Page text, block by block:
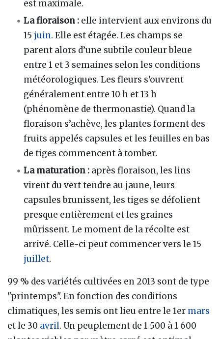
est maximale.
La floraison : elle intervient aux environs du
15 juin. Elle est étagée. Les champs se
parent alors d’une subtile couleur bleue
entre 1 et 3 semaines selon les conditions
météorologiques. Les fleurs s'ouvrent
généralement entre 10 h et 13 h
(phénomène de thermonastie). Quand la
floraison s’achève, les plantes forment des
fruits appelés capsules et les feuilles en bas
de tiges commencent à tomber.
La maturation : après floraison, les lins
virent du vert tendre au jaune, leurs
capsules brunissent, les tiges se défolient
presque entièrement et les graines
mûrissent. Le moment de la récolte est
arrivé. Celle-ci peut commencer vers le 15
juillet.
99 % des variétés cultivées en 2013 sont de type
"printemps". En fonction des conditions
climatiques, les semis ont lieu entre le 1er mars
et le 30 avril. Un peuplement de 1 500 à 1 600